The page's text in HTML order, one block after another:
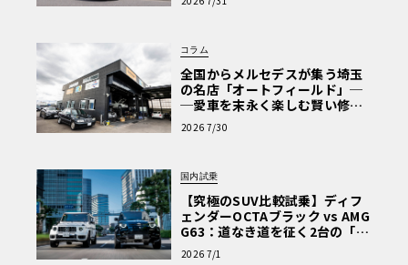
Why? Hyundai?】〈PR〉
コラム
全国からメルセデスが集う埼玉
の名店「オートフィールド」─
─愛車を末永く楽しむ賢い修理
術と、プロがフックス製オイル
を選ぶ理由〈PR〉
2026 7/30
国内試乗
【究極のSUV比較試乗】ディフ
ェンダーOCTAブラック vs AMG
G63：道なき道を征く2台の「対
極的アプローチ」
2026 7/1